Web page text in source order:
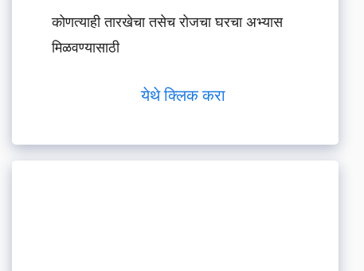
कोणत्याही तारखेचा तसेच रोजचा घरचा अभ्यास
मिळवण्यासाठी
येथे क्लिक करा